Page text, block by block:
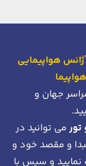
هواپیمایی
جهان و
تورمی توانید در
و مقصد خود و
نمایید و سپس با